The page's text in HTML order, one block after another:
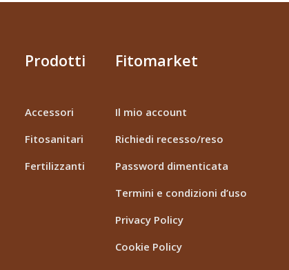
Prodotti
Accessori
Fitosanitari
Fertilizzanti
Fitomarket
Il mio account
Richiedi recesso/reso
Password dimenticata
Termini e condizioni d’uso
Privacy Policy
Cookie Policy